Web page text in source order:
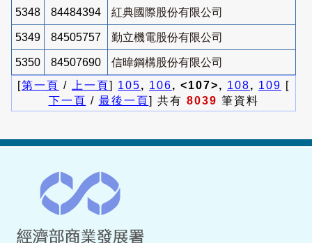
5348 84484394 紅典國際股份有限公司
5349 84505757 勤立機電股份有限公司
5350 84507690
信暐鋼構股份有限公司
[第一頁 / 上一頁] 105, 106, <107>, 108, 109 [
下一頁 / 最後一頁] 共有 8039 筆資料